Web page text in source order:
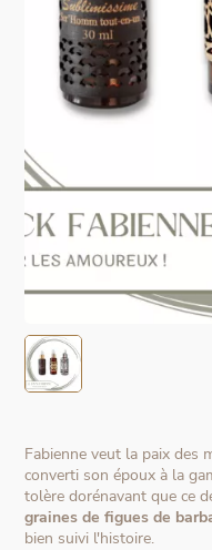
Fabienne veut la paix des
converti son époux à la
tolère dorénavant que ce
graines de figues de
bien suivi l'histoire.